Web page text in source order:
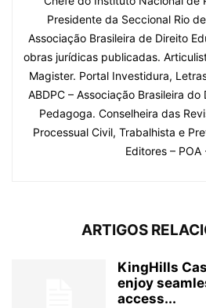
Presidente da Seccional Rio
Associação Brasileira de Direito
obras jurídicas publicadas.
Magister. Portal Investidura,
ABDPC – Associação Brasileira do
Pedagoga. Conselheira das
Processual Civil, Trabalhista e
Editores – POA
ARTIGOS
KingHills
enjoy
access...